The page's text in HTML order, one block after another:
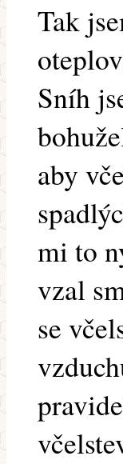
Tak
Sníh
aby
mi to
vzal
se